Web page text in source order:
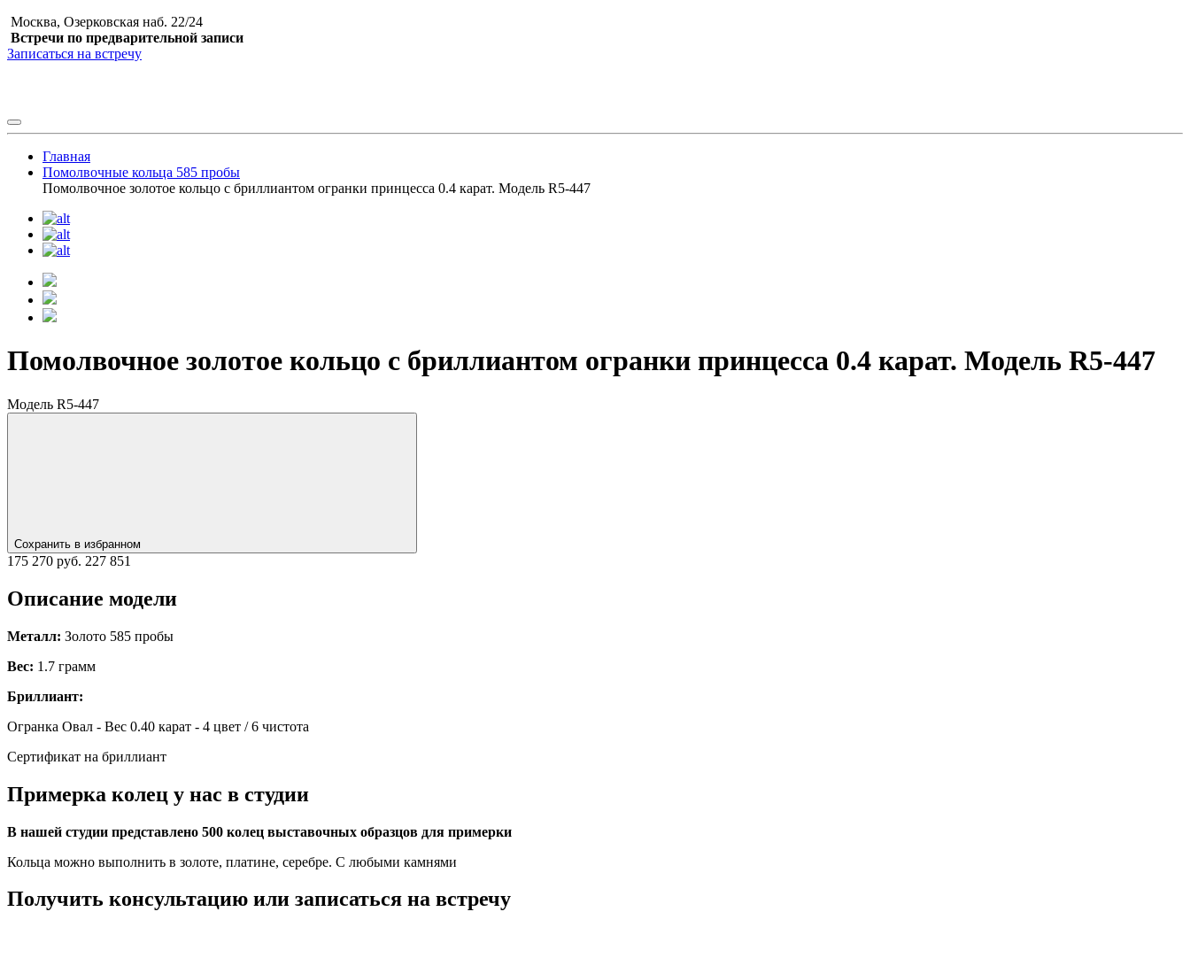
Москва, Озерковская наб. 22/24
Встречи по предварительной записи
Записаться на встречу
Главная
Помолвочные кольца 585 пробы
Помолвочное золотое кольцо с бриллиантом огранки принцесса 0.4 карат. Модель R5-447
Помолвочное золотое кольцо с бриллиантом огранки принцесса 0.4 карат. Модель R5-447
Модель R5-447
Сохранить в избранном
175 270 руб. 227 851
Описание модели
Металл: Золото 585 пробы
Вес: 1.7 грамм
Бриллиант:
Огранка Овал - Вес 0.40 карат - 4 цвет / 6 чистота
Сертификат на бриллиант
Примерка колец у нас в студии
В нашей студии представлено 500 колец выставочных образцов для примерки
Кольца можно выполнить в золоте, платине, серебре. С любыми камнями
Получить консультацию или записаться на встречу